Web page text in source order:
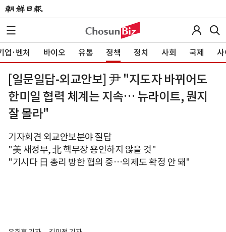
업·벤처 바이오 유통 정책 정치 사회 국제 사
[일문일답-외교안보] 尹 "지도자 바뀌어도
한미일 협력 체계는 지속… 뉴라이트, 뭔지
잘 몰라"
기자회견 외교안보분야 질답
"美 새정부, 北 핵무장 용인하지 않을 것"
"기시다 日 총리 방한 협의 중…의제도 확정 안 돼"